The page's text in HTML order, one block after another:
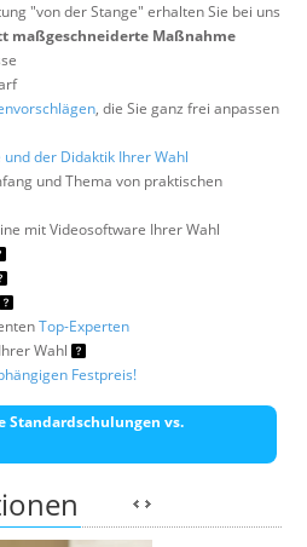
"von der Stange" erhalten Sie bei uns
maßgeschneiderte Maßnahme
, die Sie ganz frei anpassen
der Didaktik Ihrer Wahl
und Thema von praktischen
mit Videosoftware Ihrer Wahl
Top-Experten
Wahl
Festpreis!
Standardschulungen vs.